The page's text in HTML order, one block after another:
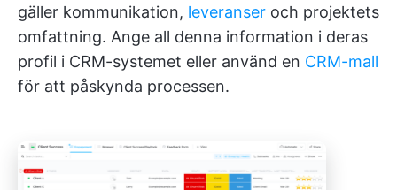
gäller kommunikation, leveranser och projektets
omfattning. Ange all denna information i deras
profil i CRM-systemet eller använd en CRM-mall
för att påskynda processen.